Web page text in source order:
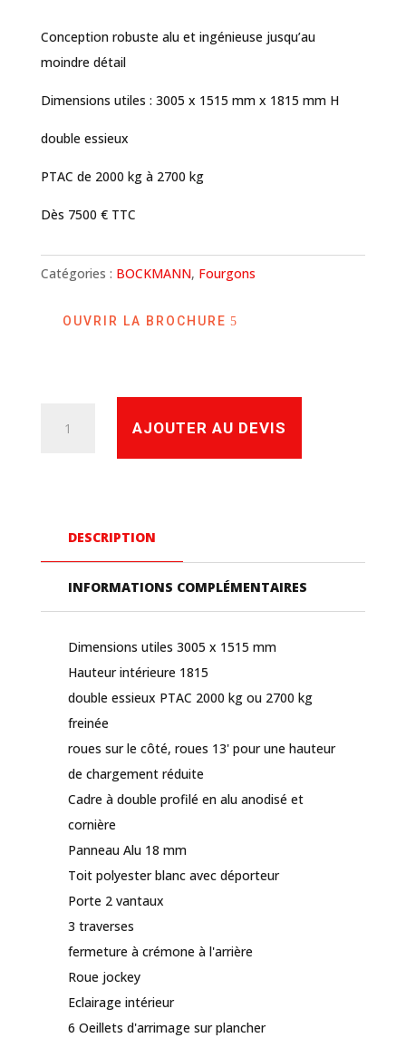
Conception robuste alu et ingénieuse jusqu’au
moindre détail
Dimensions utiles : 3005 x 1515 mm x 1815 mm H
double essieux
PTAC de 2000 kg à 2700 kg
Dès 7500 € TTC
Catégories : BOCKMANN, Fourgons
OUVRIR LA BROCHURE
Fourgon
Bockmann
3,00m
1,50m
AJOUTER AU DEVIS
DESCRIPTION
INFORMATIONS COMPLÉMENTAIRES
Dimensions utiles 3005 x 1515 mm
Hauteur intérieure 1815
double essieux PTAC 2000 kg ou 2700 kg
freinée
roues sur le côté, roues 13' pour une hauteur
de chargement réduite
Cadre à double profilé en alu anodisé et
cornière
Panneau Alu 18 mm
Toit polyester blanc avec déporteur
Porte 2 vantaux
3 traverses
fermeture à crémone à l'arrière
Roue jockey
Eclairage intérieur
6 Oeillets d'arrimage sur plancher